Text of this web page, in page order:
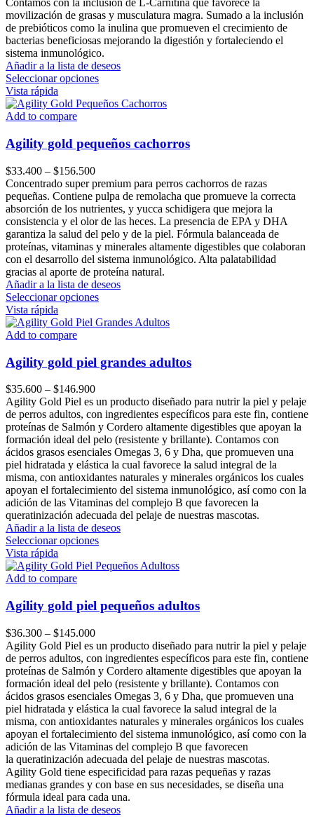
Contamos con la inclusión de L-Carnitina que favorece la
movilización de grasas y musculatura magra. Sumado a la inclusión
de prebióticos como la inulina que promueven el crecimiento de
bacterias beneficiosas mejorando la digestión y fortaleciendo el
sistema inmunológico.
Añadir a la lista de deseos
Seleccionar opcionesEste
tiene
Las
opciones
pueden
elegir
en
la
página
de
producto
Vista rápida
Add to compare
Agility gold pequeños cachorros
$33.400 – $156.500Price
range:
$33.400
through
$156.500
Concentrado super premium para perros cachorros de razas
pequeñas. Contiene pulpa de remolacha que promueve la correcta
absorción de los nutrientes, y yucca schidigera que mejora la
consistencia y el olor de las heces. La presencia de EPA y DHA
garantiza la salud del pelo y de la piel. Fórmula balanceada de
proteínas, vitaminas y minerales altamente digestibles que colaboran
con el desarrollo del sistema inmunológico. Alta palatabilidad
gracias al aporte de proteína natural.
Añadir a la lista de deseos
Seleccionar opcionesEste
tiene
Las
opciones
pueden
elegir
en
la
página
de
producto
Vista rápida
Add to compare
Agility gold piel grandes adultos
$35.600 – $146.900Price
range:
$35.600
through
$146.900
Agility Gold Piel es un producto diseñado para nutrir la piel y pelaje
de perros adultos, con ingredientes específicos para este fin, contiene
proteínas de Salmón y Cordero altamente digestibles que apoyan la
formación ideal del pelo (resistente y brillante). Contamos con
ácidos grasos esenciales Omegas 3, 6 y Dha, que promueven una
piel hidratada y elástica la cual favorece la salud integral de la
misma, con antioxidantes naturales y minerales orgánicos los cuales
apoyan el fortalecimiento del sistema inmunológico, así como con la
adición de las Vitaminas del complejo B que favorecen la
queratinización adecuada del pelaje de nuestras mascotas.
Añadir a la lista de deseos
Seleccionar opcionesEste
tiene
Las
opciones
pueden
elegir
en
la
página
de
producto
Vista rápida
Add to compare
Agility gold piel pequeños adultos
$36.300 – $145.000Price
range:
$36.300
through
$145.000
Agility Gold Piel es un producto diseñado para nutrir la piel y pelaje
de perros adultos, con ingredientes específicos para este fin, contiene
proteínas de Salmón y Cordero altamente digestibles que apoyan la
formación ideal del pelo (resistente y brillante). Contamos con
ácidos grasos esenciales Omegas 3, 6 y Dha, que promueven una
piel hidratada y elástica la cual favorece la salud integral de la
misma, con antioxidantes naturales y minerales orgánicos los cuales
apoyan el fortalecimiento del sistema inmunológico, así como con la
adición de las Vitaminas del complejo B que favorecen
la queratinización adecuada del pelaje de nuestras mascotas.
Agility Gold tiene especificidad para razas pequeñas y razas
medianas grandes y con base en sus necesidades, se diseña una
fórmula ideal para cada una.
Añadir a la lista de deseos